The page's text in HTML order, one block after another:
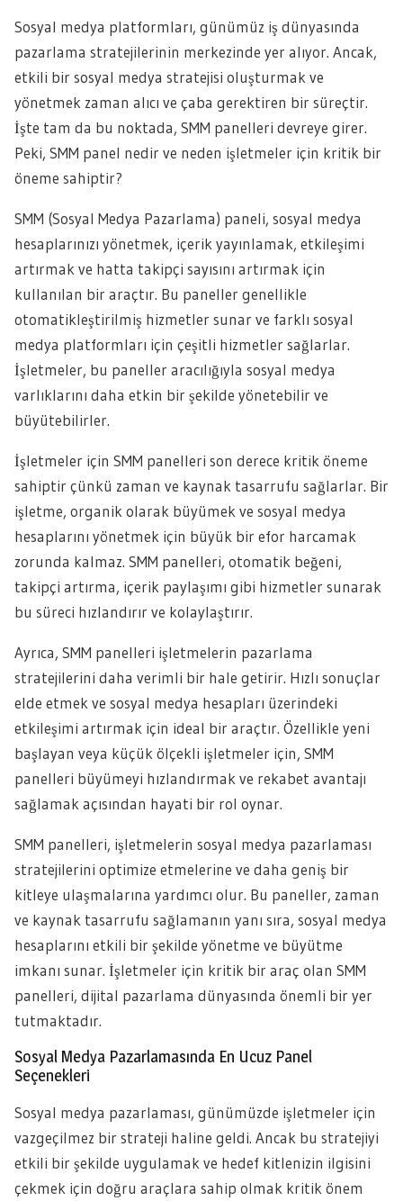
Sosyal medya platformları, günümüz iş dünyasında
pazarlama stratejilerinin merkezinde yer alıyor. Ancak,
etkili bir sosyal medya stratejisi oluşturmak ve
yönetmek zaman alıcı ve çaba gerektiren bir süreçtir.
İşte tam da bu noktada, SMM panelleri devreye girer.
Peki, SMM panel nedir ve neden işletmeler için kritik bir
öneme sahiptir?
SMM (Sosyal Medya Pazarlama) paneli, sosyal medya
hesaplarınızı yönetmek, içerik yayınlamak, etkileşimi
artırmak ve hatta takipçi sayısını artırmak için
kullanılan bir araçtır. Bu paneller genellikle
otomatikleştirilmiş hizmetler sunar ve farklı sosyal
medya platformları için çeşitli hizmetler sağlarlar.
İşletmeler, bu paneller aracılığıyla sosyal medya
varlıklarını daha etkin bir şekilde yönetebilir ve
büyütebilirler.
İşletmeler için SMM panelleri son derece kritik öneme
sahiptir çünkü zaman ve kaynak tasarrufu sağlarlar. Bir
işletme, organik olarak büyümek ve sosyal medya
hesaplarını yönetmek için büyük bir efor harcamak
zorunda kalmaz. SMM panelleri, otomatik beğeni,
takipçi artırma, içerik paylaşımı gibi hizmetler sunarak
bu süreci hızlandırır ve kolaylaştırır.
Ayrıca, SMM panelleri işletmelerin pazarlama
stratejilerini daha verimli bir hale getirir. Hızlı sonuçlar
elde etmek ve sosyal medya hesapları üzerindeki
etkileşimi artırmak için ideal bir araçtır. Özellikle yeni
başlayan veya küçük ölçekli işletmeler için, SMM
panelleri büyümeyi hızlandırmak ve rekabet avantajı
sağlamak açısından hayati bir rol oynar.
SMM panelleri, işletmelerin sosyal medya pazarlaması
stratejilerini optimize etmelerine ve daha geniş bir
kitleye ulaşmalarına yardımcı olur. Bu paneller, zaman
ve kaynak tasarrufu sağlamanın yanı sıra, sosyal medya
hesaplarını etkili bir şekilde yönetme ve büyütme
imkanı sunar. İşletmeler için kritik bir araç olan SMM
panelleri, dijital pazarlama dünyasında önemli bir yer
tutmaktadır.
Sosyal Medya Pazarlamasında En Ucuz Panel
Seçenekleri
Sosyal medya pazarlaması, günümüzde işletmeler için
vazgeçilmez bir strateji haline geldi. Ancak bu stratejiyi
etkili bir şekilde uygulamak ve hedef kitlenizin ilgisini
çekmek için doğru araçlara sahip olmak kritik önem